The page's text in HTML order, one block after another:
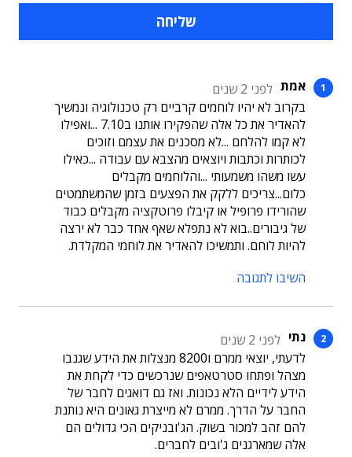
אמת לפני 2 שנים
בקרוב לא יהיו לוחמים קרביים רק טכנולוגיה ונמשיך
להאדיר את כל אלה שהפקירו אותנו ב7.10 ...ואפילו
לא קמו להלחם ...לא מסכנים את עצמם וזוכים
לכותרות וכתבות ויוצאים מהצבא עם עבודה ...כאילו
עשו משהו משמעותי ...והלוחמים מקבלים
כלום...צריכים ללקק את הפצעים בזמן שהמשתמטים
שהורידו פרופיל או קיבלו פרוטקציה מקבלים כבוד
של גיבורים..בוא לא נתפלא שאף אחד כבר לא ירצה
להיות לוחם. ותמשיכו להאדיר את לוחמי המקלדת.
השיבו לתגובה
נתי לפני 2 שנים
לדעתי, יוצאי ממרם ו8200 מנצלות את הידע שגנבו
מצהל ופתחו סטרטאפים שנרכשים כדי לקחת את
הידע לידיים הלא נכונות. ואז גם דואגים לחבר של
החבר על הדרך. ממרם לא מייצרת גאונים היא נותנת
להם זהב למכור בשוק. הג'ובניקים הכי גדולים הם
אלה שמארגנים ג'ובים לחברים.